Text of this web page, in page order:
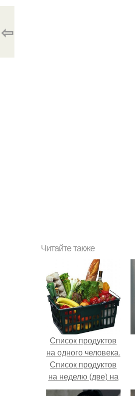
⇦
Читайте также
Список продуктов
на одного человека.
Список продуктов
на неделю (две) на
1 человека.